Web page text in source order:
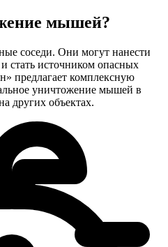
мышей?
соседи. Они могут нанести
стать источником опасных
предлагает комплексную
уничтожение мышей в
других объектах.